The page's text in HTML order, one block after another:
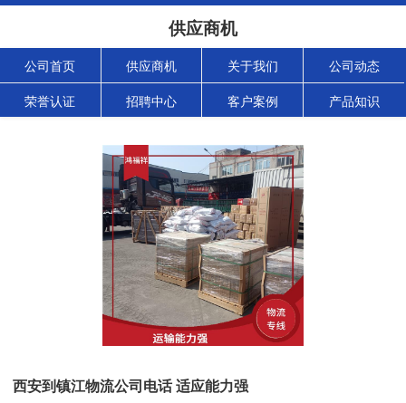
供应商机
公司首页 供应商机 关于我们 公司动态
荣誉认证 招聘中心 客户案例 产品知识
西安到镇江物流公司电话 适应能力强